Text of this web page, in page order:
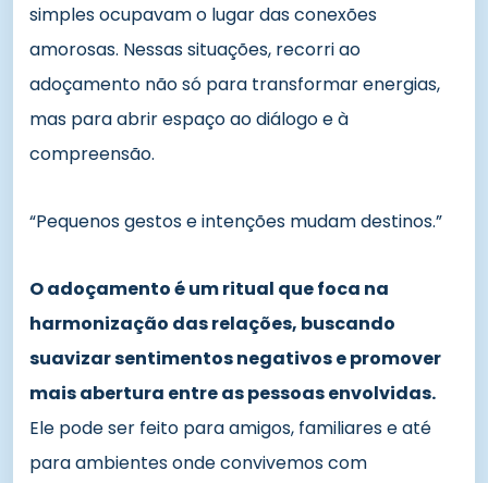
simples ocupavam o lugar das conexões
amorosas. Nessas situações, recorri ao
adoçamento não só para transformar energias,
mas para abrir espaço ao diálogo e à
compreensão.
“Pequenos gestos e intenções mudam destinos.”
O adoçamento é um ritual que foca na
harmonização das relações, buscando
suavizar sentimentos negativos e promover
mais abertura entre as pessoas envolvidas.
Ele pode ser feito para amigos, familiares e até
para ambientes onde convivemos com